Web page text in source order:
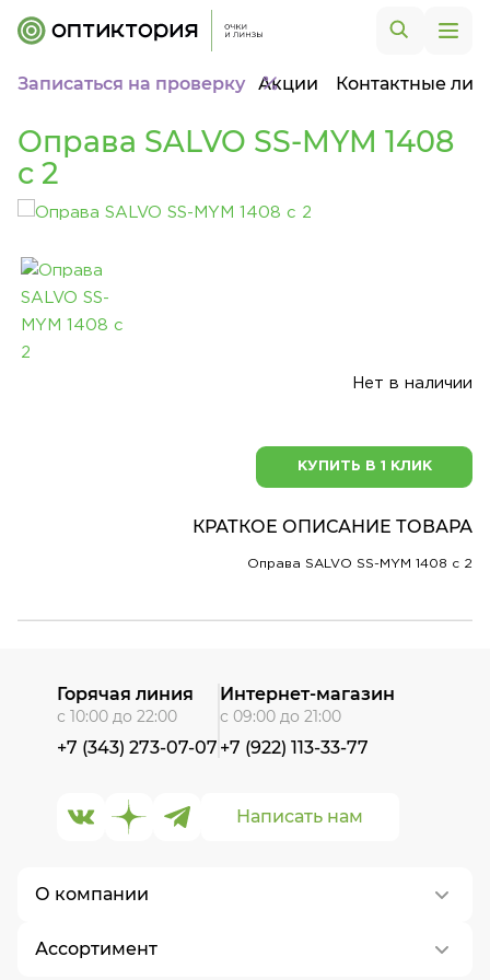
Записаться на проверку Акции Контактные
Оправа SALVO SS-MYM 1408
c 2
Нет в наличии
КУПИТЬ В 1 КЛИК
КРАТКОЕ ОПИСАНИЕ ТОВАРА
Оправа SALVO SS-MYM 1408 c 2
О компании
О нас
Ассортимент
Написать нам
Горячая линия
с 10:00 до 22:00
+7 (343) 273-07-07
Интернет-магазин
с 09:00 до 21:00
+7 (922) 113-33-77